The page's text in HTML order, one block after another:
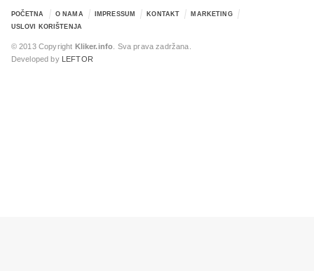
POČETNA O NAMA IMPRESSUM KONTAKT
MARKETING
USLOVI KORIŠTENJA
© 2013 Copyright Kliker.info . Sva prava zadržana.
Developed by
LEFTOR